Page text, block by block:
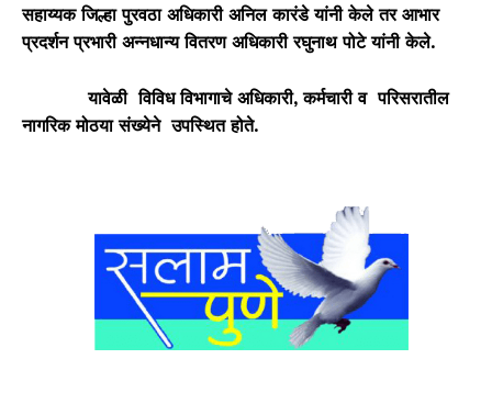
सहाय्यक जिल्हा पुरवठा अधिकारी अनिल कारंडे यांनी केले तर आभार
प्रदर्शन प्रभारी अन्नधान्य वितरण अधिकारी रघुनाथ पोटे यांनी केले.
यावेळी विविध विभागाचे अधिकारी, कर्मचारी व परिसरातील
नागरिक मोठया संख्येने उपस्थित होते.